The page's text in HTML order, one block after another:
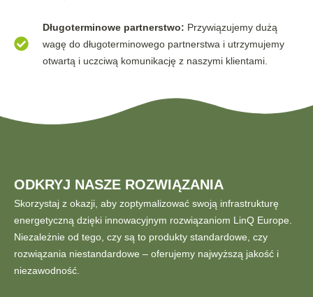
Długoterminowe partnerstwo: Przywiązujemy dużą
wagę do długoterminowego partnerstwa i utrzymujemy
otwartą i uczciwą komunikację z naszymi klientami.
ODKRYJ NASZE ROZWIĄZANIA
Skorzystaj z okazji, aby zoptymalizować swoją infrastrukturę
energetyczną dzięki innowacyjnym rozwiązaniom LinQ Europe.
Niezależnie od tego, czy są to produkty standardowe, czy
rozwiązania niestandardowe – oferujemy najwyższą jakość i
niezawodność.